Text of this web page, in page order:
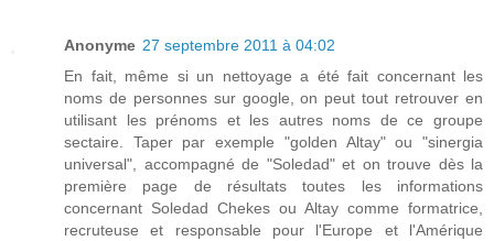
Anonyme 27 septembre 2011 à 04:02
En fait, même si un nettoyage a été fait concernant les
noms de personnes sur google, on peut tout retrouver en
utilisant les prénoms et les autres noms de ce groupe
sectaire. Taper par exemple "golden Altay" ou "sinergia
universal", accompagné de "Soledad" et on trouve dès la
première page de résultats toutes les informations
concernant Soledad Chekes ou Altay comme formatrice,
recruteuse et responsable pour l'Europe et l'Amérique